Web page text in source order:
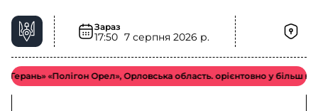
Зараз
17:50 7 серпня 2026 р.
«Полігон Орел», Орловська область. орієнтовно у більш